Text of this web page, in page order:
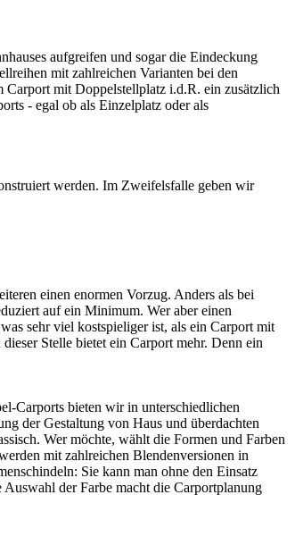
aufgreifen und sogar die Eindeckung
mit zahlreichen Varianten bei den
Carport mit Doppelstellplatz i.d.R. ein zusätzlich
- egal ob als Einzelplatz oder als
werden. Im Zweifelsfalle geben wir
einen enormen Vorzug. Anders als bei
auf ein Minimum. Wer aber einen
sehr viel kostspieliger ist, als ein Carport mit
Stelle bietet ein Carport mehr. Denn ein
Carports bieten wir in unterschiedlichen
der Gestaltung von Haus und überdachten
Wer möchte, wählt die Formen und Farben
mit zahlreichen Blendenversionen in
Sie kann man ohne den Einsatz
der Farbe macht die Carportplanung